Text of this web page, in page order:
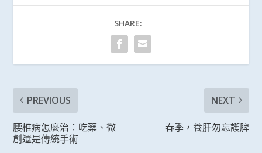
SHARE:
PREVIOUS
腰椎病怎麼治：吃藥、微
創還是傳統手術
NEXT
春季，養肝勿忘護脾